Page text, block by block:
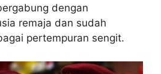
dengan
remaja dan sudah
pertempuran sengit.